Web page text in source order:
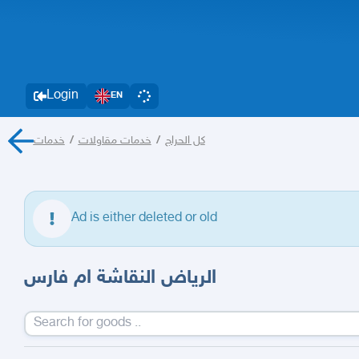
Login EN
كل الحراج / خدمات مقاولات / خدمات
Ad is either deleted or old
الرياض النقاشة ام فارس